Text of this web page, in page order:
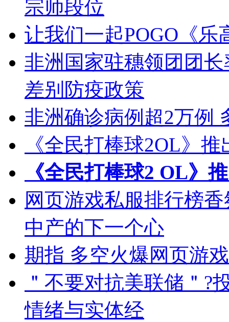
宗师段位
让我们一起POGO《乐
非洲国家驻穗领团团
差别防疫政策
非洲确诊病例超2万例
《全民打棒球2OL》
《全民打棒球2 OL》
网页游戏私服排行榜
中产的下一个心
期指 多空火爆网页游
＂不要对抗美联储＂?
情绪与实体经